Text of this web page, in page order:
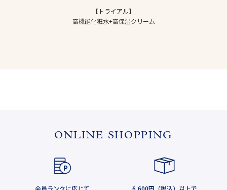
【トライアル】
高機能化粧水+高保湿クリーム
ONLINE SHOPPING
会員ランクに応じて
6,600円（税込）以上で